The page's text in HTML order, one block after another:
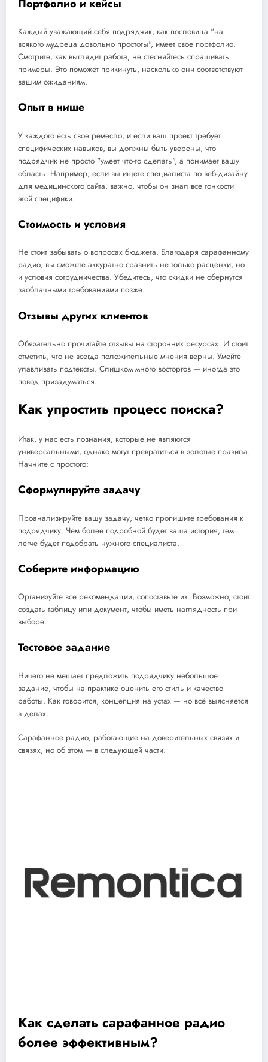
Портфолио и кейсы
Каждый уважающий себя подрядчик, как пословица "на
всякого мудреца довольно простоты", имеет свое портфолио.
Смотрите, как выглядит работа, не стесняйтесь спрашивать
примеры. Это поможет прикинуть, насколько они соответствуют
вашим ожиданиям.
Опыт в нише
У каждого есть свое ремесло, и если ваш проект требует
специфических навыков, вы должны быть уверены, что
подрядчик не просто "умеет что-то сделать", а понимает вашу
область. Например, если вы ищете специалиста по веб-дизайну
для медицинского сайта, важно, чтобы он знал все тонкости
этой специфики.
Стоимость и условия
Не стоит забывать о вопросах бюджета. Благодаря сарафанному
радио, вы сможете аккуратно сравнить не только расценки, но
и условия сотрудничества. Убедитесь, что скидки не обернутся
заоблачными требованиями позже.
Отзывы других клиентов
Обязательно прочитайте отзывы на сторонних ресурсах. И стоит
отметить, что не всегда положительные мнения верны. Умейте
улавливать подтексты. Слишком много восторгов — иногда это
повод призадуматься.
Как упростить процесс поиска?
Итак, у нас есть познания, которые не являются
универсальными, однако могут превратиться в золотые правила.
Начните с простого:
Сформулируйте задачу
Проанализируйте вашу задачу, четко пропишите требования к
подрядчику. Чем более подробной будет ваша история, тем
легче будет подобрать нужного специалиста.
Соберите информацию
Организуйте все рекомендации, сопоставьте их. Возможно, стоит
создать таблицу или документ, чтобы иметь наглядность при
выборе.
Тестовое задание
Ничего не мешает предложить подрядчику небольшое
задание, чтобы на практике оценить его стиль и качество
работы. Как говорится, концепция на устах — но всё выясняется
в делах.
Сарафанное радио, работающие на доверительных связях и
связях, но об этом — в следующей части.
Как сделать сарафанное радио
более эффективным?